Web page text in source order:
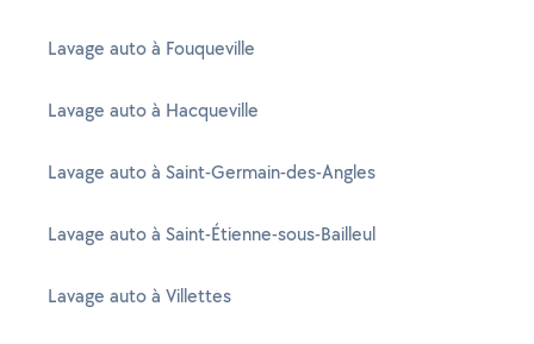
Lavage auto à Fouqueville
Lavage auto à Hacqueville
Lavage auto à Saint-Germain-des-Angles
Lavage auto à Saint-Étienne-sous-Bailleul
Lavage auto à Villettes